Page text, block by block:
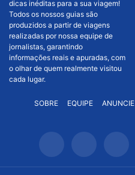
dicas inéditas para a sua viagem!
Todos os nossos guias são
produzidos a partir de viagens
realizadas por nossa equipe de
jornalistas, garantindo
informações reais e apuradas, com
o olhar de quem realmente visitou
cada lugar.
SOBRE EQUIPE ANUNCIE